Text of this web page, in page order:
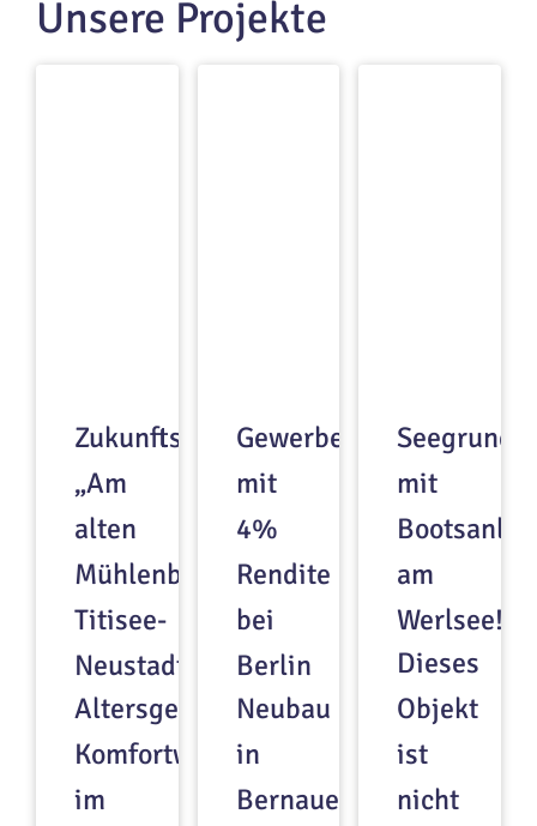
Unsere Projekte
Zukunftswohnen
„Am
alten
Mühlenbach“,
Titisee-
Neustadt
Altersgerechte
Komfortwohnungen
im
Gewerbeeinheiten
mit
4%
Rendite
bei
Berlin
Neubau
in
Bernauer
mit
am
Werlsee!
Dieses
Objekt
ist
nicht